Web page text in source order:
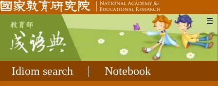
☰
Idiom search Notebook